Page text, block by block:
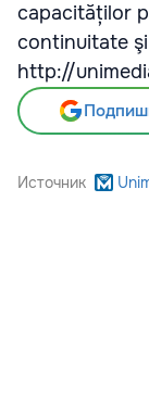
capacităților
continuitate
http://
Источник